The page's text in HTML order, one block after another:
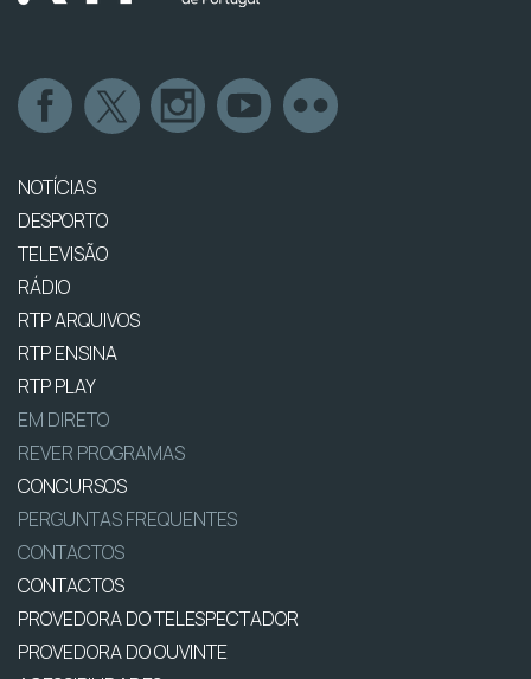
NOTÍCIAS
DESPORTO
TELEVISÃO
RÁDIO
RTP ARQUIVOS
RTP ENSINA
RTP PLAY
EM DIRETO
REVER PROGRAMAS
CONCURSOS
PERGUNTAS FREQUENTES
CONTACTOS
CONTACTOS
PROVEDORA DO TELESPECTADOR
PROVEDORA DO OUVINTE